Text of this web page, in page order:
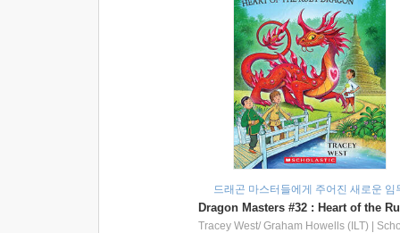
드래곤 마스터들에게 주어진 새로운 임
Tracey West/ Graham Howells (ILT)